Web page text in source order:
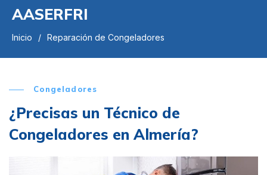
AASERFRI
Inicio Reparación de Congeladores
Congeladores
¿Precisas un Técnico de
Congeladores en Almería?